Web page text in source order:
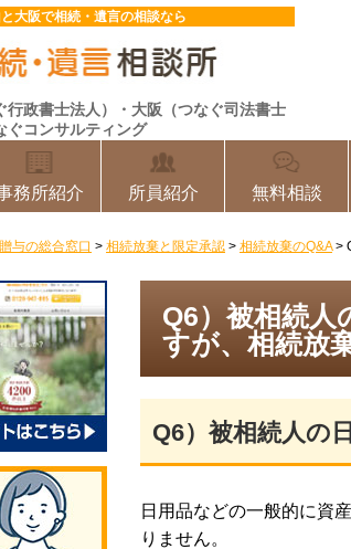
大阪で相続・遺言の相談なら
行政書士法人）・大阪（つなぐ司法書士
ぐコンサルティング
務所紹介 所員紹介 無料相談
与の総合窓口 > 相続放棄と限定承認 > 相続放棄のQ&A>
Q6）被相続人
すが、相続放
Q6）被相続人の
日用品などの一般的に資
りません。